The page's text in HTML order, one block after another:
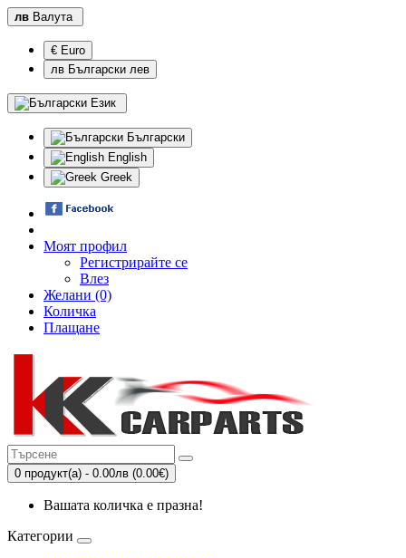
лв Валута
€ Euro
лв Български лев
Език
Български
English
Greek
Моят профил
Регистрирайте се
Влез
Желани (0)
Количка
Плащане
0 продукт(а) - 0.00лв (0.00€)
Вашата количка е празна!
Категории